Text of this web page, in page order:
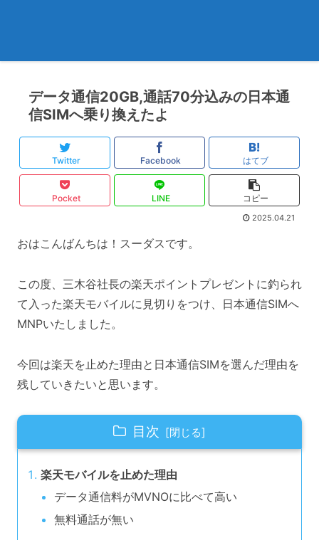
データ通信20GB,通話70分込みの日本通
信SIMへ乗り換えたよ
Twitter Facebook はてブ
Pocket LINE コピー
2025.04.21
おはこんばんちは！スーダスです。
この度、三木谷社長の楽天ポイントプレゼントに釣られ
て入った楽天モバイルに見切りをつけ、日本通信SIMへ
MNPいたしました。
今回は楽天を止めた理由と日本通信SIMを選んだ理由を
残していきたいと思います。
目次
楽天モバイルを止めた理由
データ通信料がMVNOに比べて高い
無料通話が無い